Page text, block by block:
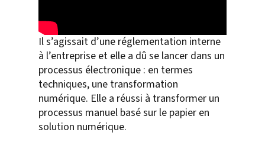
Il s’agissait d’une réglementation interne
à l’entreprise et elle a dû se lancer dans un
processus électronique : en termes
techniques, une transformation
numérique. Elle a réussi à transformer un
processus manuel basé sur le papier en
solution numérique.